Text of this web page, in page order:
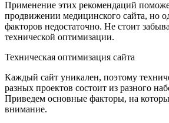
Применение этих рекомендаций
продвижении медицинского сайта, но
факторов недостаточно. Не стоит
технической оптимизации.
Техническая оптимизация сайта
Каждый сайт уникален, поэтому
разных проектов состоит из разного
Приведем основные факторы, на
внимание.